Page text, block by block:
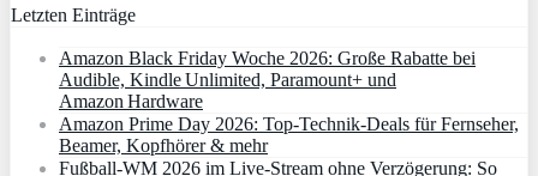
Letzten Einträge
Amazon Black Friday Woche 2026: Große Rabatte bei
Audible, Kindle Unlimited, Paramount+ und
Amazon Hardware
Amazon Prime Day 2026: Top-Technik-Deals für Fernseher,
Beamer, Kopfhörer & mehr
Fußball-WM 2026 im Live-Stream ohne Verzögerung: So